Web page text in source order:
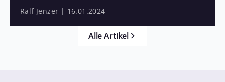
die Zukunft zeigt: Gerade in Anbetracht neuer
Technologien wie Deep Fakes ist dies bitter nötig.
Ralf Jenzer | 16.01.2024
Alle Artikel